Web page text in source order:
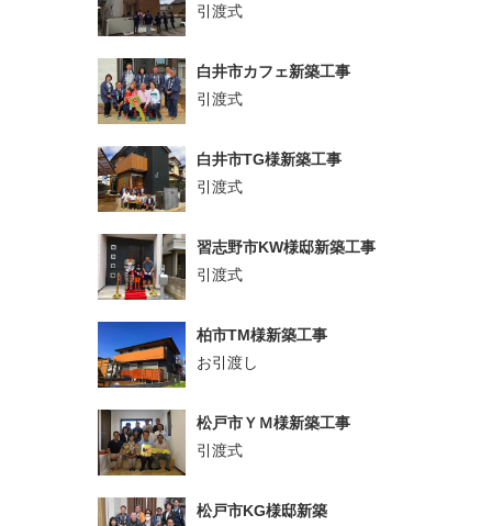
引渡式
白井市カフェ新築工事
引渡式
白井市TG様新築工事
引渡式
習志野市KW様邸新築工事
引渡式
柏市TM様新築工事
お引渡し
松戸市ＹＭ様新築工事
引渡式
松戸市KG様邸新築